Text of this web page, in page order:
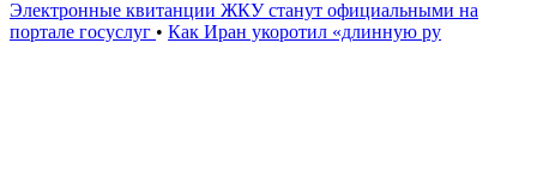
Электронные квитанции ЖКУ станут официальными на
портале госуслуг • Как Иран укоротил «длинную ру